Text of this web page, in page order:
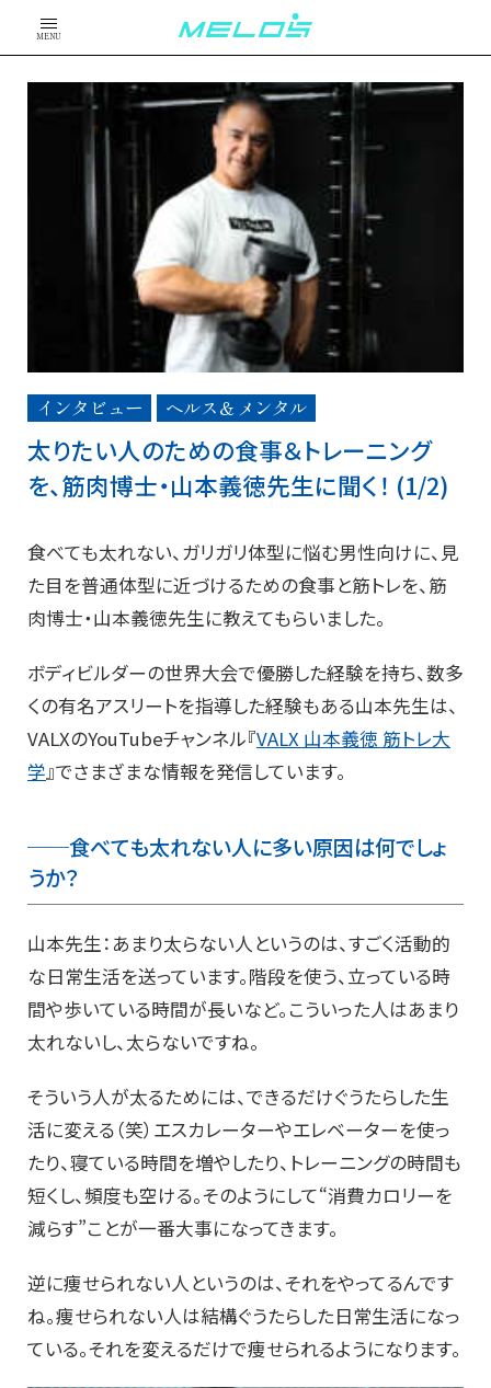
MENU
インタビュー ヘルス＆メンタル
太りたい人のための食事＆トレーニング
を、筋肉博士・山本義徳先生に聞く！ (1/2)
食べても太れない、ガリガリ体型に悩む男性向けに、見
た目を普通体型に近づけるための食事と筋トレを、筋
肉博士・山本義徳先生に教えてもらいました。
ボディビルダーの世界大会で優勝した経験を持ち、数多
くの有名アスリートを指導した経験もある山本先生は、
VALXのYouTubeチャンネル『VALX 山本義徳 筋トレ大
学』でさまざまな情報を発信しています。
──食べても太れない人に多い原因は何でしょ
うか？
山本先生：あまり太らない人というのは、すごく活動的
な日常生活を送っています。階段を使う、立っている時
間や歩いている時間が長いなど。こういった人はあまり
太れないし、太らないですね。
そういう人が太るためには、できるだけぐうたらした生
活に変える（笑）エスカレーターやエレベーターを使っ
たり、寝ている時間を増やしたり、トレーニングの時間も
短くし、頻度も空ける。そのようにして“消費カロリーを
減らす”ことが一番大事になってきます。
逆に痩せられない人というのは、それをやってるんです
ね。痩せられない人は結構ぐうたらした日常生活になっ
ている。それを変えるだけで痩せられるようになります。